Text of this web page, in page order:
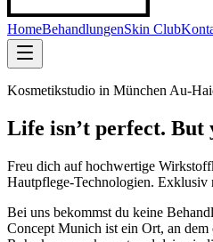
HomeBehandlungenSkin Club
Kosmetikstudio in München Au-
Life isn’t perfect. But
Freu dich auf hochwertige
Hautpflege-Technologien. Exklusiv
Bei uns bekommst du keine
Concept Munich ist ein Ort, an